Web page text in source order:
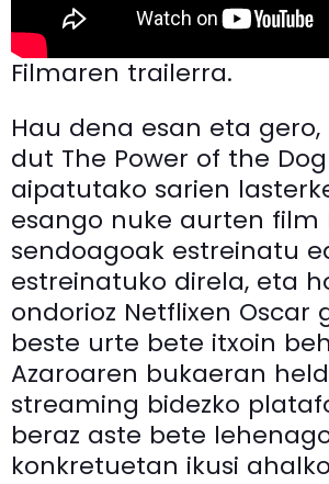
Filmaren trailerra.
Hau dena esan eta gero,
dut The Power of the
aipatutako sarien
esango nuke aurten film
sendoagoak estreinatu
estreinatuko direla, eta
ondorioz Netflixen Oscar
beste urte bete itxoin
Azaroaren bukaeran
streaming bidezko
beraz aste bete
konkretuetan ikusi